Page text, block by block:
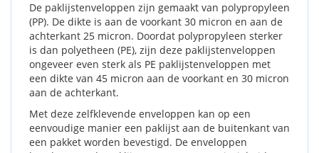
De paklijstenveloppen zijn gemaakt van polypropyleen
(PP). De dikte is aan de voorkant 30 micron en aan de
achterkant 25 micron. Doordat polypropyleen sterker
is dan polyetheen (PE), zijn deze paklijstenveloppen
ongeveer even sterk als PE paklijstenveloppen met
een dikte van 45 micron aan de voorkant en 30 micron
aan de achterkant.
Met deze zelfklevende enveloppen kan op een
eenvoudige manier een paklijst aan de buitenkant van
een pakket worden bevestigd. De enveloppen